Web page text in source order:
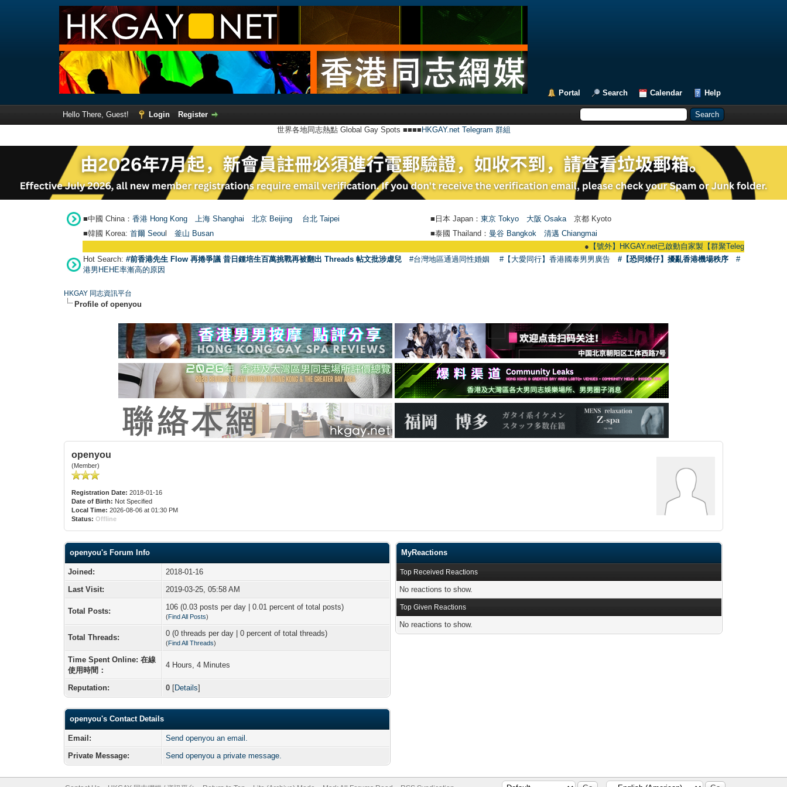
Portal Search Calendar Help
Hello There, Guest! Login
Register
世界各地同志熱點 Global Gay Spots ■■■■ HKGAY.net Telegram 群組
■中國 China： 香港 Hong Kong 上海 Shanghai 北京 Beijing 台北 Taipei ■日本 Japan： 東京 Tokyo 大阪 Osaka 京都 Kyoto
■韓國 Korea: 首爾 Seou 釜山 Busan ■泰國 Thailand： 曼谷 Bangkok
清邁 Chiangmai
【號外】HKGAY.net已啟動自家製【群聚Telegram群組】
Hot Search: #前香港先生 Flow 再捲爭議 昔日鍾培生百萬挑戰再被翻出 Threads 帖文批涉虐兒 #台灣地區通過同性婚姻 #【大愛同行】香港國泰男男廣告 #【恐同矮仔】擾亂香港機場秩序
#
港男HEHE率漸高的原因
HKGAY 同志資訊平台
Profile of openyou
openyou
(Member)
Registration Date: 2018-01-16
Date of Birth: Not Specified
Local Time: 2026-08-06 at 01:30 PM
Status: Offline
openyou's Forum Info
Joined:
2018-01-16
Last Visit:
2019-03-25, 05:58 AM
Total Posts: 106 (0.03 posts per day | 0.01 percent of total posts)
(Find All Posts)
Total Threads: 0 (0 threads per day | 0 percent of total threads)
(Find All Threads)
Time Spent Online: 在線
使用時間：
4 Hours, 4 Minutes
Reputation: 0 [Details]
openyou's Contact Details
Email:
Send openyou an email.
Private Message:
Send openyou a private message.
MyReactions
Top Received Reactions
No reactions to show.
Top Given Reactions
No reactions to show.